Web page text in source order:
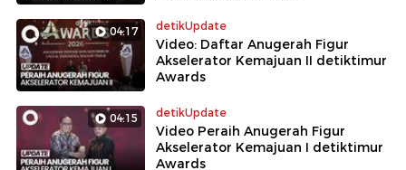
04:17 detikUpdate
Video: Daftar Anugerah Figur
Akselerator Kemajuan II detiktimur
Awards
04:15 detikUpdate
Video Peraih Anugerah Figur
Akselerator Kemajuan I detiktimur
Awards